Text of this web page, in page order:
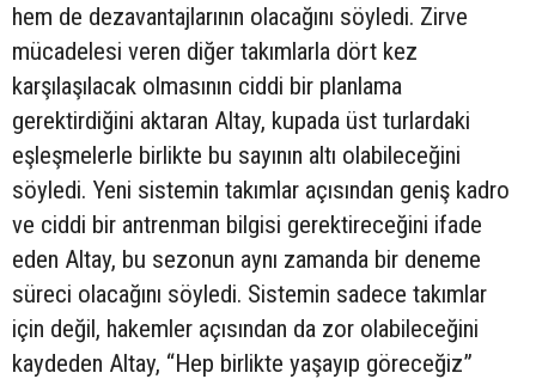
hem de dezavantajlarının olacağını söyledi. Zirve
mücadelesi veren diğer takımlarla dört kez
karşılaşılacak olmasının ciddi bir planlama
gerektirdiğini aktaran Altay, kupada üst turlardaki
eşleşmelerle birlikte bu sayının altı olabileceğini
söyledi. Yeni sistemin takımlar açısından geniş kadro
ve ciddi bir antrenman bilgisi gerektireceğini ifade
eden Altay, bu sezonun aynı zamanda bir deneme
süreci olacağını söyledi. Sistemin sadece takımlar
için değil, hakemler açısından da zor olabileceğini
kaydeden Altay, “Hep birlikte yaşayıp göreceğiz”